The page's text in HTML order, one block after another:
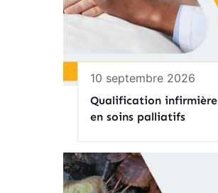
10 septembre 2026
Qualification infirmière
en soins palliatifs